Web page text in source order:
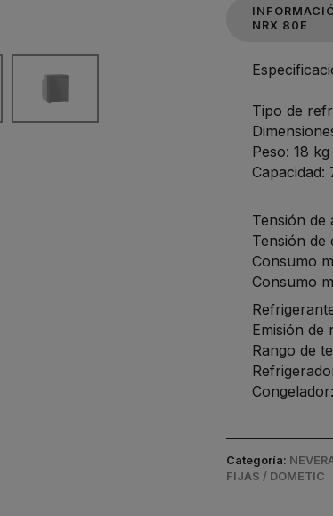
NRX 80E
Tipo de
Peso: 18 kg
Capacidad:
Tensión de
Tensión de
Consumo
Consumo
Emisión de
Rango de
Categoría:
FIJAS / DOMETIC